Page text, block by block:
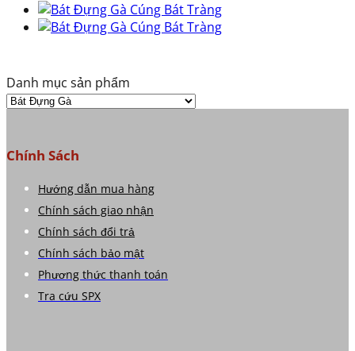
Danh mục sản phẩm
Chính Sách
Hướng dẫn mua hàng
Chính sách giao nhận
Chính sách đổi trả
Chính sách bảo mật
Phương thức thanh toán
Tra cứu SPX